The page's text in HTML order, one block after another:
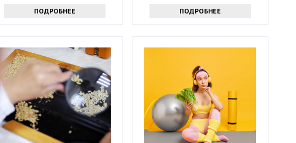
ПОДРОБНЕЕ
выбрасывайте
ПОДРОБНЕЕ